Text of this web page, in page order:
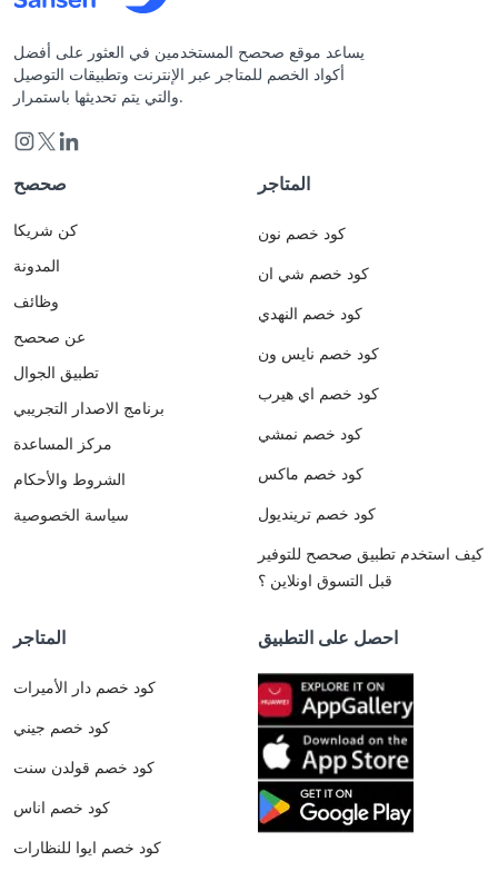
يساعد موقع صحصح المستخدمين في العثور على أفضل
أكواد الخصم للمتاجر عبر الإنترنت وتطبيقات التوصيل
والتي يتم تحديثها باستمرار.
صحصح
كن شريكا
المدونة
وظائف
عن صحصح
تطبيق الجوال
برنامج الاصدار التجريبي
مركز المساعدة
الشروط والأحكام
سياسة الخصوصية
المتاجر
كود خصم نون
كود خصم شي ان
كود خصم النهدي
كود خصم نايس ون
كود خصم اي هيرب
كود خصم نمشي
كود خصم ماكس
كود خصم ترينديول
كيف استخدم تطبيق صحصح للتوفير
قبل التسوق اونلاين ؟
المتاجر
كود خصم دار الأميرات
كود خصم جيني
كود خصم قولدن سنت
كود خصم اناس
كود خصم ايوا للنظارات
احصل على التطبيق